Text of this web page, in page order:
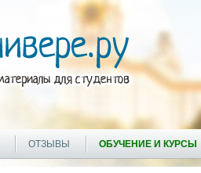
ОТЗЫВЫ ОБУЧЕНИЕ И КУРСЫ